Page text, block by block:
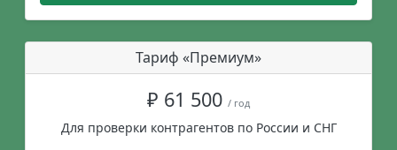
Тариф «Премиум»
₽ 61 500 / год
Для проверки контрагентов по России и СНГ